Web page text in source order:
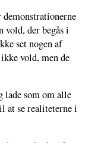
der begås i
set nogen af
vold, men de
lade som om alle
at se realiteterne i